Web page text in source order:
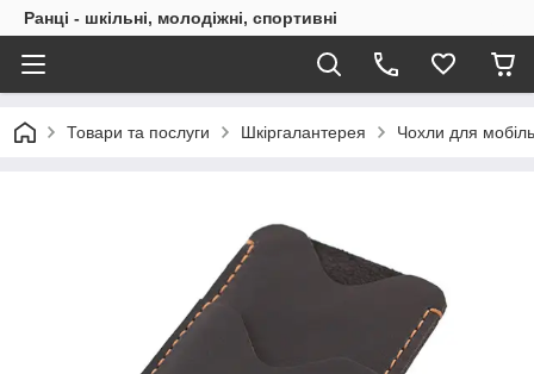
Ранці - шкільні, молодіжні, спортивні
Товари та послуги Шкіргалантерея Чохли для